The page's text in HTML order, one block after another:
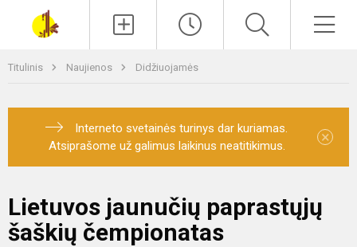
Titulinis Naujienos Didžiuojamės
Interneto svetainės turinys dar kuriamas.
Atsiprašome už galimus laikinus neatitikimus.
×
Lietuvos jaunučių paprastųjų
šaškių čempionatas